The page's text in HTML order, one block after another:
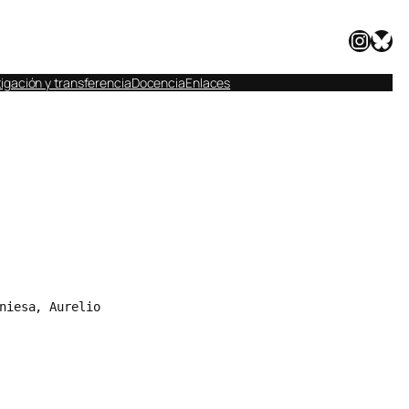
InstagramBluesky
y transferenciaDocenciaEnlaces
Aurelio